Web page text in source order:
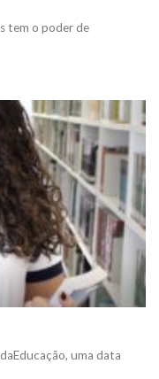
tem o poder de
uma data